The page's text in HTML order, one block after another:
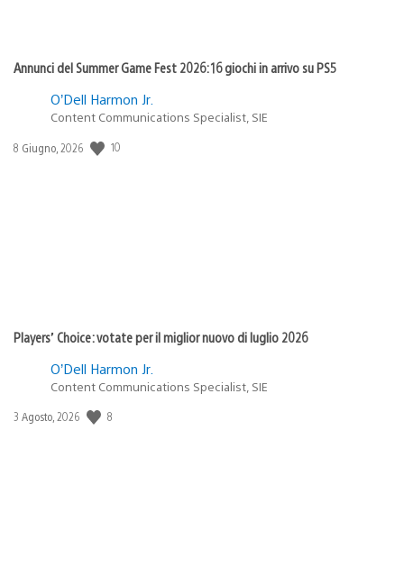
Annunci del Summer Game Fest 2026: 16 giochi in arrivo su PS5
O’Dell Harmon Jr.
Content Communications Specialist, SIE
Data
8 Giugno, 2026 10
Players’ Choice: votate per il miglior nuovo di luglio 2026
O’Dell Harmon Jr.
Content Communications Specialist, SIE
Data
3 Agosto, 2026 8